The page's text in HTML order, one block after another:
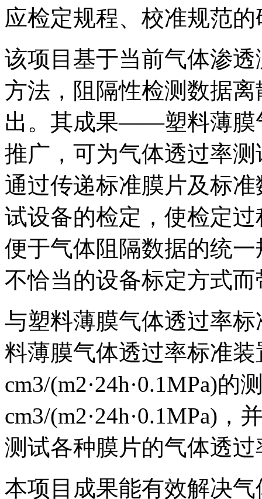
应检定规程、校准规范
该项目基于当前气体渗
方法，阻隔性检测数据
出。其成果——塑料薄膜
推广，可为气体透过率
通过传递标准膜片及标
试设备的检定，使检定
便于气体阻隔数据的统
不恰当的设备标定方式
与塑料薄膜气体透过率
料薄膜气体透过率标准装
cm3/(m2·24h·0.1MPa)的
cm3/(m2·24h·0.1MPa)
测试各种膜片的气体透
本项目成果能有效解决